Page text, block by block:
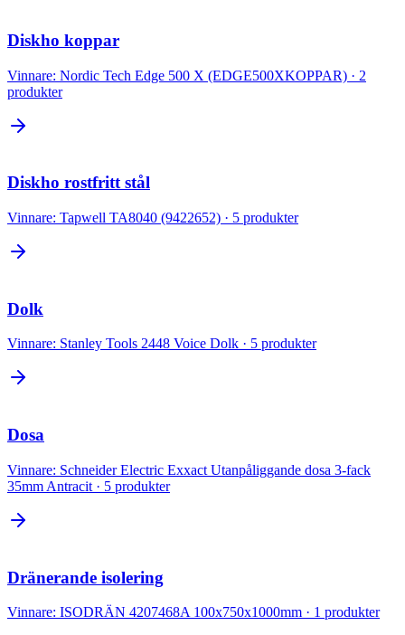
Diskho koppar
Vinnare: Nordic Tech Edge 500 X (EDGE500XKOPPAR) · 2
produkter
Diskho rostfritt stål
Vinnare: Tapwell TA8040 (9422652) · 5 produkter
Dolk
Vinnare: Stanley Tools 2448 Voice Dolk · 5 produkter
Dosa
Vinnare: Schneider Electric Exxact Utanpåliggande dosa 3-fack
35mm Antracit · 5 produkter
Dränerande isolering
Vinnare: ISODRÄN 4207468A 100x750x1000mm · 1 produkter